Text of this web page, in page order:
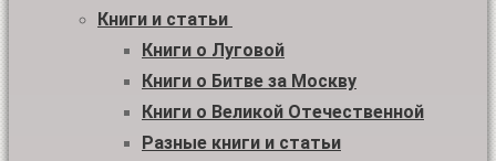
Книги и статьи
Книги о Луговой
Книги о Битве за Москву
Книги о Великой Отечественной
Разные книги и статьи